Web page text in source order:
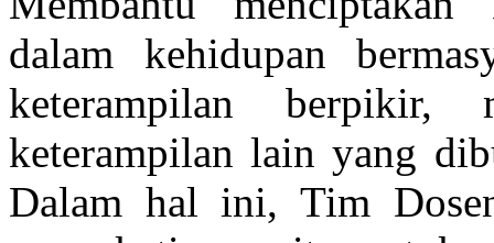
dalam kehidupan
keterampilan berpikir,
keterampilan lain yang
Dalam hal ini, Tim